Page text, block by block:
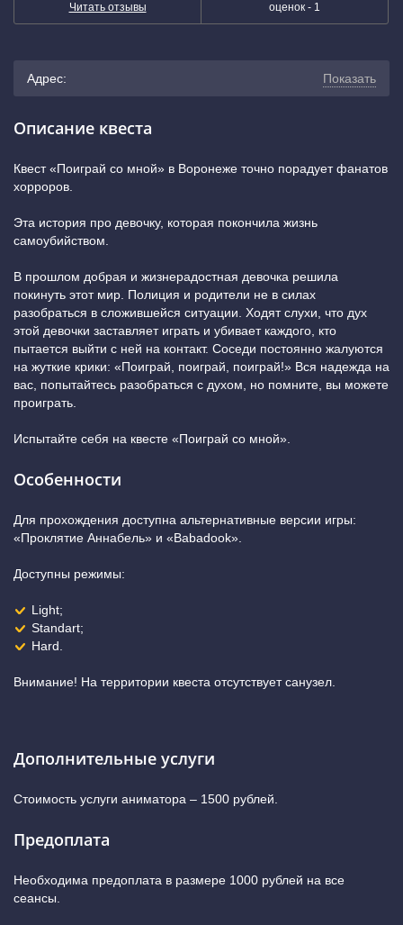
Читать отзывы оценок - 1
Адрес: Показать
(показать на карте)
+7 (800) 222-52-38
Описание квеста
Квест «Поиграй со мной» в Воронеже точно порадует фанатов
хорроров.
Эта история про девочку, которая покончила жизнь
самоубийством.
В прошлом добрая и жизнерадостная девочка решила
покинуть этот мир. Полиция и родители не в силах
разобраться в сложившейся ситуации. Ходят слухи, что дух
этой девочки заставляет играть и убивает каждого, кто
пытается выйти с ней на контакт. Соседи постоянно жалуются
на жуткие крики: «Поиграй, поиграй, поиграй!» Вся надежда на
вас, попытайтесь разобраться с духом, но помните, вы можете
проиграть.
Испытайте себя на квесте «Поиграй со мной».
Особенности
Для прохождения доступна альтернативные версии игры:
«Проклятие Аннабель» и «Babadook».
Доступны режимы:
Light;
Standart;
Hard.
Внимание! На территории квеста отсутствует санузел.
Дополнительные услуги
Стоимость услуги аниматора – 1500 рублей.
Предоплата
Необходима предоплата в размере 1000 рублей на все
сеансы.